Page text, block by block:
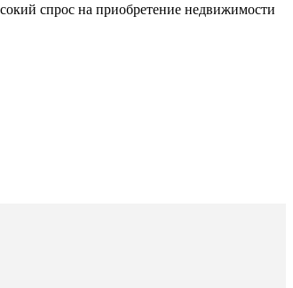
спрос на приобретение недвижимости